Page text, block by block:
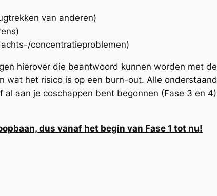
van anderen)
concentratieproblemen)
hierover die beantwoord kunnen worden met
wat het risico is op een burn-out. Alle
aan je coschappen bent begonnen (Fase 3 en
dus vanaf het begin van Fase 1 tot nu!